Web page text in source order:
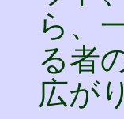
ら、
る者
広が